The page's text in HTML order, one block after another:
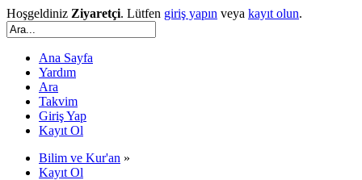
Hoşgeldiniz Ziyaretçi. Lütfen giriş yapın veya kayıt olun.
Ana Sayfa
Yardım
Ara
Takvim
Giriş Yap
Kayıt Ol
Bilim ve Kur'an »
Kayıt Ol